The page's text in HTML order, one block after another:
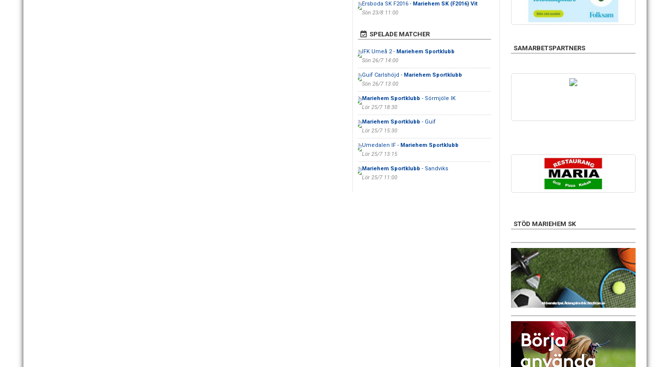
Ersboda SK F2016 - Mariehem SK (F2016) Vit
Sön 23/8 11:00
SPELADE MATCHER
IFK Umeå 2 - Mariehem Sportklubb
Sön 26/7 14:00
Guif Carlshöjd - Mariehem Sportklubb
Sön 26/7 13:00
Mariehem Sportklubb - Sörmjöle IK
Lör 25/7 18:30
Mariehem Sportklubb - Guif
Lör 25/7 15:30
Umedalen IF - Mariehem Sportklubb
Lör 25/7 13:15
Mariehem Sportklubb - Sandviks
Lör 25/7 11:00
SAMARBETSPARTNERS
STÖD MARIEHEM SK